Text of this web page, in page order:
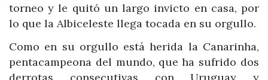
torneo y le quitó un largo invicto en casa, por
lo que la Albiceleste llega tocada en su orgullo.
Como en su orgullo está herida la Canarinha,
pentacampeona del mundo, que ha sufrido dos